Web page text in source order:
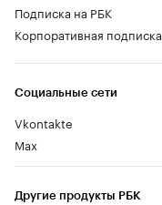
Социальные сети
Vkontakte
Max
Другие продукты РБК
Подписка на РБК
Корпоративная подписка